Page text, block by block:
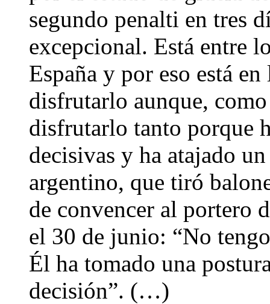
segundo penalti en tres
excepcional. Está entre
España y por eso está
disfrutarlo aunque,
disfrutarlo tanto porque
decisivas y ha atajado
argentino, que tiró
de convencer al portero
el 30 de junio: “No
Él ha tomado una
decisión”. (…)